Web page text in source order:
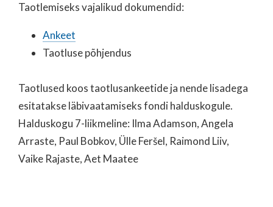
Taotlemiseks vajalikud dokumendid:
Ankeet
Taotluse põhjendus
Taotlused koos taotlusankeetide ja nende lisadega
esitatakse läbivaatamiseks fondi halduskogule.
Halduskogu 7-liikmeline: Ilma Adamson, Angela
Arraste, Paul Bobkov, Ülle Feršel, Raimond Liiv,
Vaike Rajaste, Aet Maatee